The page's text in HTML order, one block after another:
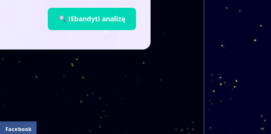
Išbandyti analizę
Facebook